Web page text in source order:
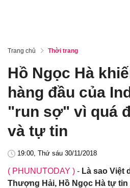
Trang chủ Thời trang
Hồ Ngọc Hà
hàng đầu của
"run sợ" vì quá
và tự tin
19:00, Thứ sáu 30/11/2018
( PHUNUTODAY ) - Là sao Việt
Thượng Hải, Hồ Ngọc Hà tự